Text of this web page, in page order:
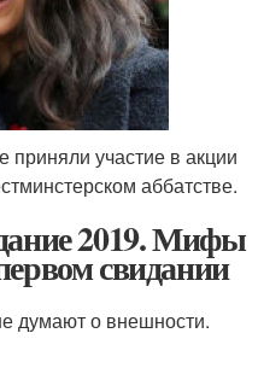
приняли участие в акции
аббатстве.
2019. Мифы
свидании
о внешности.